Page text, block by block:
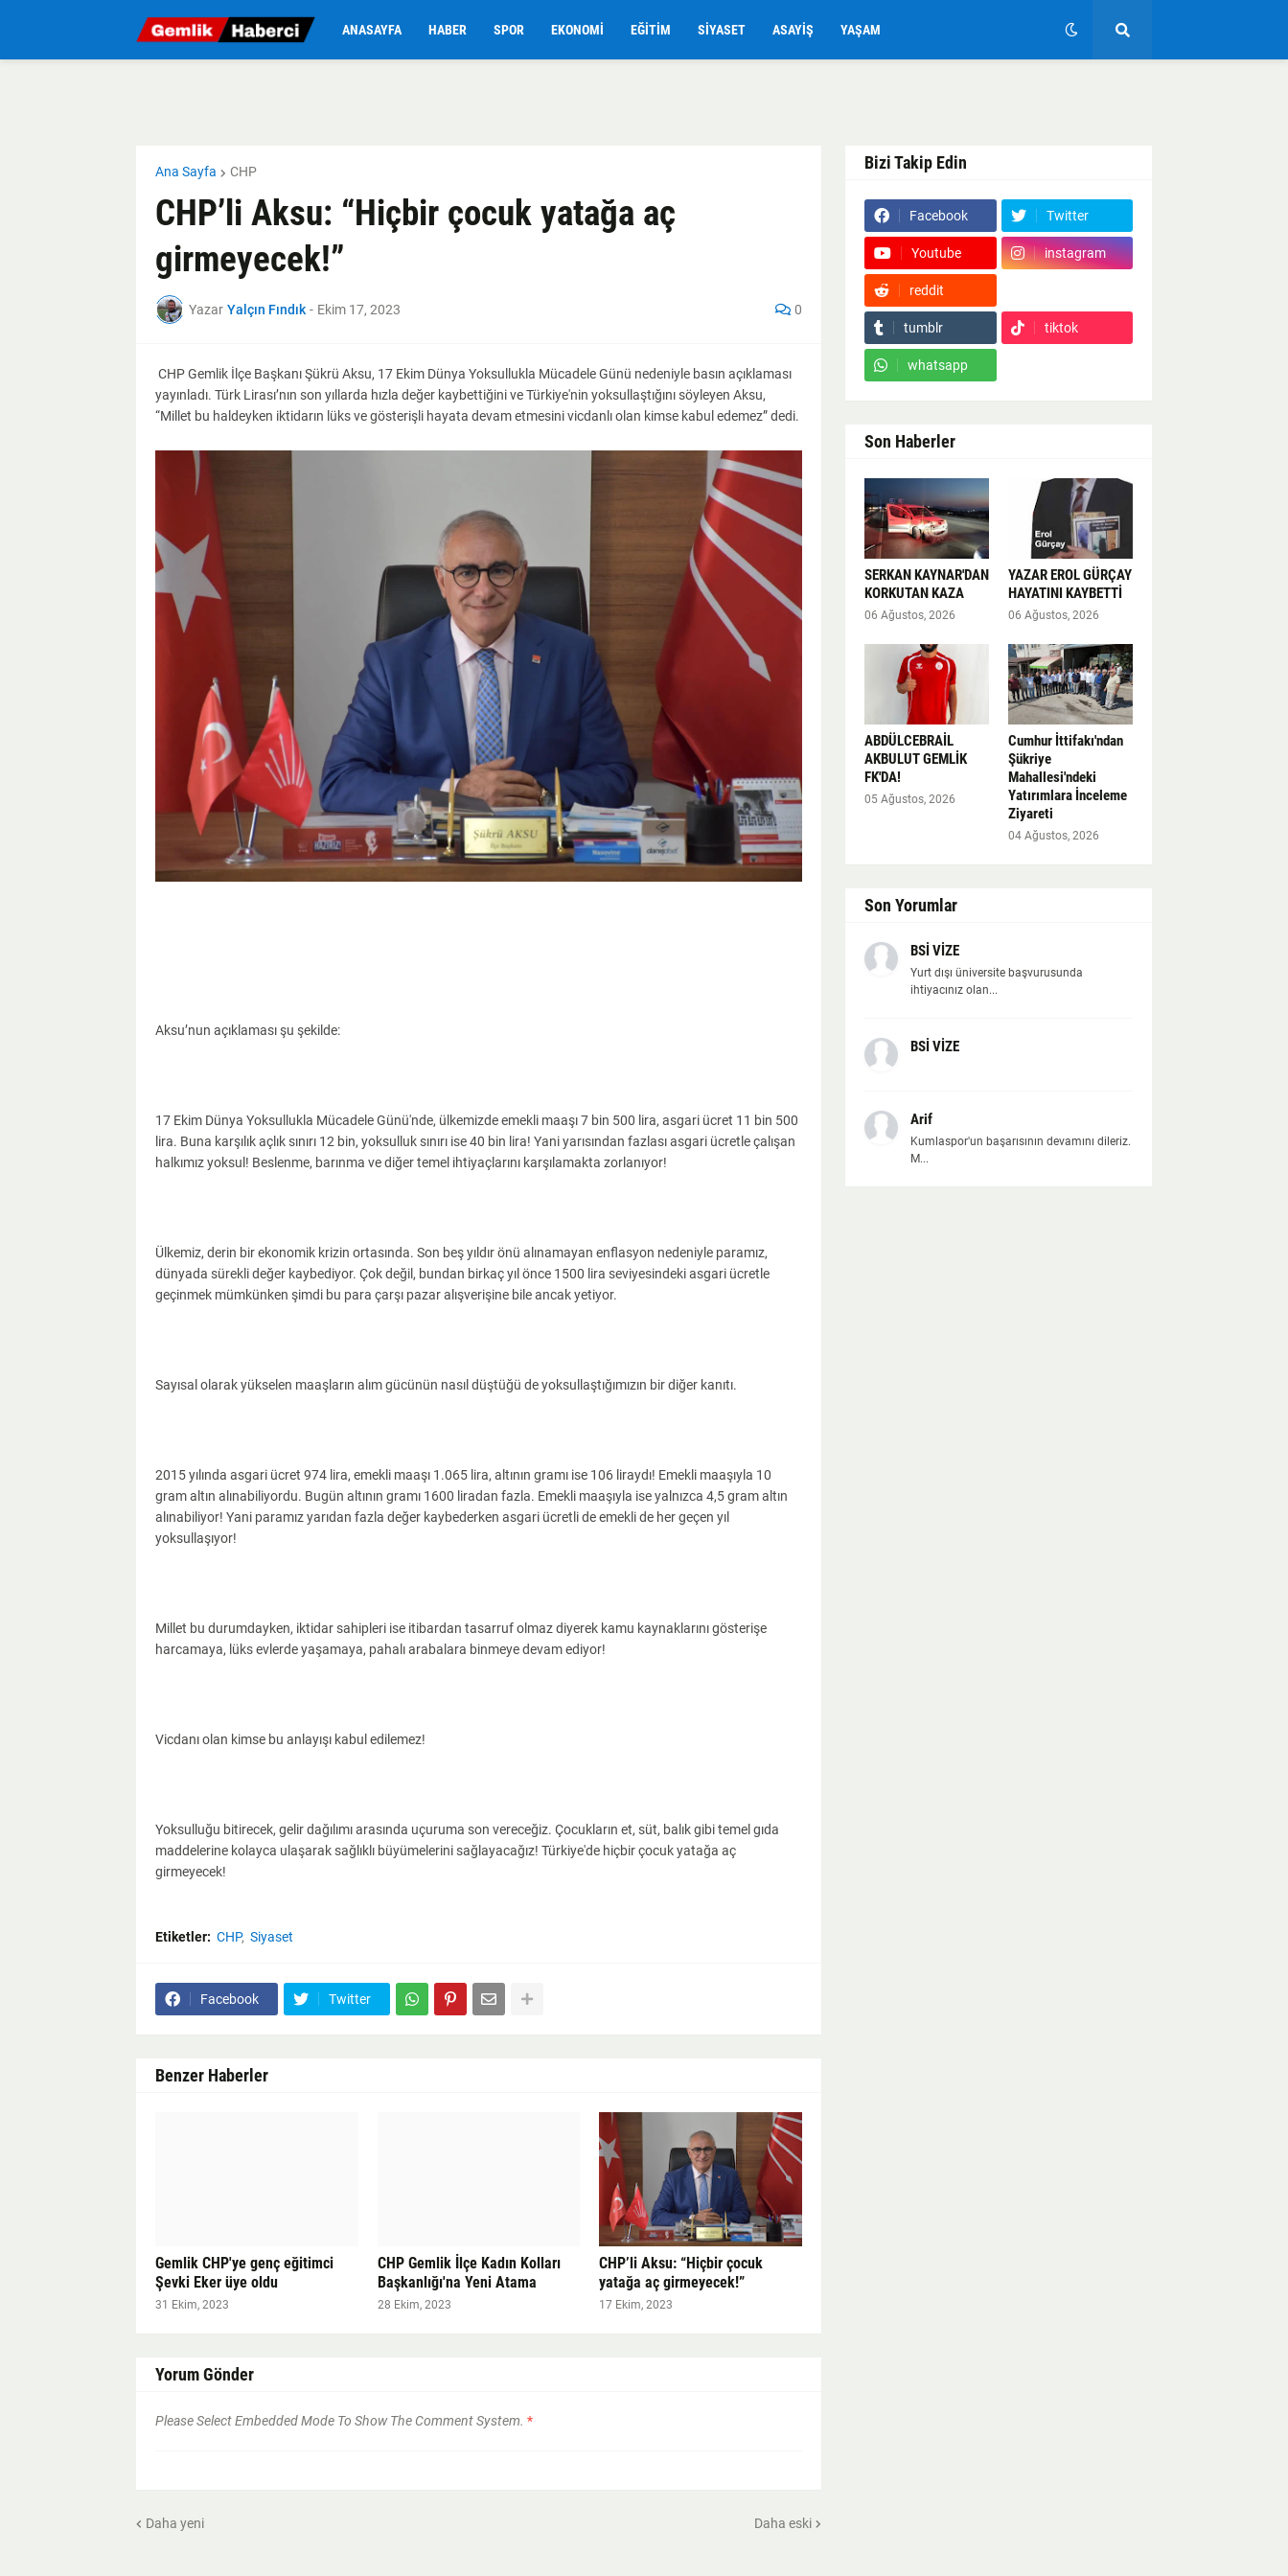
ANASAYFA HABER SPOR EKONOMI EĞITIM SIYASET ASAYIŞ YAŞAM
Ana Sayfa CHP
CHP’li Aksu: “Hiçbir çocuk yatağa aç
girmeyecek!”
Yazar Yalçın Fındık - Ekim 17, 2023 0
CHP Gemlik İlçe Başkanı Şükrü Aksu, 17 Ekim Dünya Yoksullukla Mücadele Günü nedeniyle basın açıklaması
yayınladı. Türk Lirası’nın son yıllarda hızla değer kaybettiğini ve Türkiye'nin yoksullaştığını söyleyen Aksu,
“Millet bu haldeyken iktidarın lüks ve gösterişli hayata devam etmesini vicdanlı olan kimse kabul edemez” dedi.
Aksu’nun açıklaması şu şekilde:
17 Ekim Dünya Yoksullukla Mücadele Günü'nde, ülkemizde emekli maaşı 7 bin 500 lira, asgari ücret 11 bin 500
lira. Buna karşılık açlık sınırı 12 bin, yoksulluk sınırı ise 40 bin lira! Yani yarısından fazlası asgari ücretle çalışan
halkımız yoksul! Beslenme, barınma ve diğer temel ihtiyaçlarını karşılamakta zorlanıyor!
Ülkemiz, derin bir ekonomik krizin ortasında. Son beş yıldır önü alınamayan enflasyon nedeniyle paramız,
dünyada sürekli değer kaybediyor. Çok değil, bundan birkaç yıl önce 1500 lira seviyesindeki asgari ücretle
geçinmek mümkünken şimdi bu para çarşı pazar alışverişine bile ancak yetiyor.
Sayısal olarak yükselen maaşların alım gücünün nasıl düştüğü de yoksullaştığımızın bir diğer kanıtı.
2015 yılında asgari ücret 974 lira, emekli maaşı 1.065 lira, altının gramı ise 106 liraydı! Emekli maaşıyla 10
gram altın alınabiliyordu. Bugün altının gramı 1600 liradan fazla. Emekli maaşıyla ise yalnızca 4,5 gram altın
alınabiliyor! Yani paramız yarıdan fazla değer kaybederken asgari ücretli de emekli de her geçen yıl
yoksullaşıyor!
Millet bu durumdayken, iktidar sahipleri ise itibardan tasarruf olmaz diyerek kamu kaynaklarını gösterişe
harcamaya, lüks evlerde yaşamaya, pahalı arabalara binmeye devam ediyor!
Vicdanı olan kimse bu anlayışı kabul edilemez!
Yoksulluğu bitirecek, gelir dağılımı arasında uçuruma son vereceğiz. Çocukların et, süt, balık gibi temel gıda
maddelerine kolayca ulaşarak sağlıklı büyümelerini sağlayacağız! Türkiye'de hiçbir çocuk yatağa aç
girmeyecek!
Etiketler: CHP Siyaset
Facebook Twitter
Benzer Haberler
Gemlik CHP'ye genç eğitimci
Şevki Eker üye oldu
31 Ekim, 2023
CHP Gemlik İlçe Kadın Kolları
Başkanlığı'na Yeni Atama
28 Ekim, 2023
CHP’li Aksu: “Hiçbir çocuk
yatağa aç girmeyecek!”
17 Ekim, 2023
Yorum Gönder
Please Select Embedded Mode To Show The Comment System. *
Daha yeni Daha eski
Bizi Takip Edin
Facebook Twitter
Youtube instagram
reddit
tumblr tiktok
whatsapp
Son Haberler
SERKAN KAYNAR'DAN
KORKUTAN KAZA
06 Ağustos, 2026
YAZAR EROL GÜRÇAY
HAYATINI KAYBETTİ
06 Ağustos, 2026
ABDÜLCEBRAİL
AKBULUT GEMLİK
FK'DA!
05 Ağustos, 2026
Cumhur İttifakı'ndan
Şükriye
Mahallesi'ndeki
Yatırımlara İnceleme
Ziyareti
04 Ağustos, 2026
Son Yorumlar
BSİ VİZE
Yurt dışı üniversite başvurusunda
ihtiyacınız olan...
BSİ VİZE
Arif
Kumlaspor'un başarısının devamını dileriz.
M...